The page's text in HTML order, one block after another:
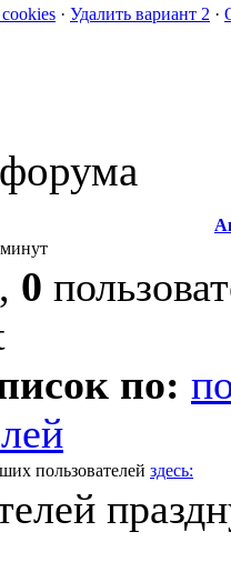
· Удалить вариант 2 ·
минут
0
по:
пользователей здесь: